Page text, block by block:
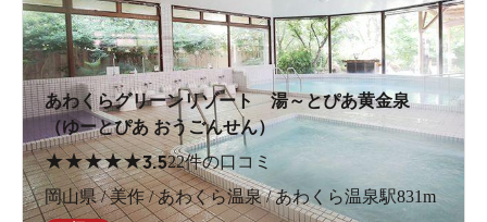
あわくらグリーンリゾート 湯～とぴあ黄金泉
（ゆーとぴあ おうごんせん）
★★★★★3.522件の口コミ
岡山県 / 美作 / あわくら温泉 / あわくら温泉駅831m